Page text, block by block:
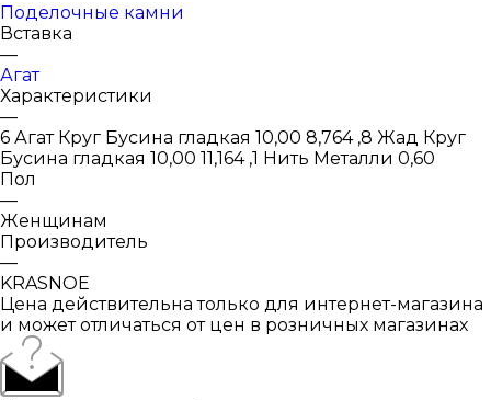
Поделочные камни
Вставка
—
Агат
Характеристики
—
6 Агат Круг Бусина гладкая 10,00 8,764 ,8 Жад Круг
Бусина гладкая 10,00 11,164 ,1 Нить Металли 0,60
Пол
—
Женщинам
Производитель
—
KRASNOE
Цена действительна только для интернет-магазина
и может отличаться от цен в розничных магазинах